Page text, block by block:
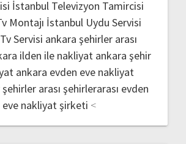
İstanbul Televizyon Tamircisi
Montajı İstanbul Uydu Servisi
Servisi ankara şehirler arası
ilden ile nakliyat ankara şehir
ankara evden eve nakliyat
arası şehirlerarası evden
eve nakliyat şirketi <